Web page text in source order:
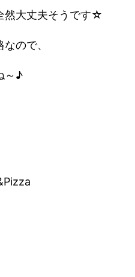
然大丈夫そうです☆
ので、
～♪